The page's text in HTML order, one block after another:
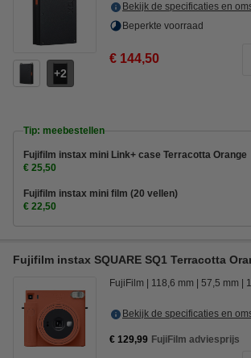
2
Bekijk de specificaties en
Beperkte voorraad
€ 144,50
Tip: meebestellen
Fujifilm instax mini Link+ case Terracotta Orange
€ 25,50
Fujifilm instax mini film (20 vellen)
€ 22,50
Fujifilm instax SQUARE SQ1 Terracotta
FujiFilm 118,6 mm 57,5 mm
Bekijk de specificaties en
€ 129,99 FujiFilm adviesprijs